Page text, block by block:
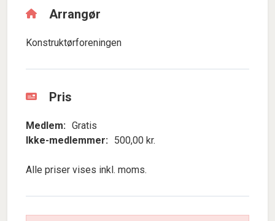
Arrangør
Konstruktørforeningen
Pris
Medlem: Gratis
Ikke-medlemmer: 500,00 kr.
Alle priser vises inkl. moms.